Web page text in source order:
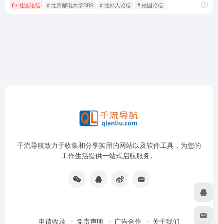
社区论坛 # 北京邮电大学BBS # 北邮人论坛 # 校园论坛
千流导航致力于收集和分享实用的网站以及软件工具，为您的
工作生活提供一站式启航服务。
申请收录 免责声明 广告合作 关于我们